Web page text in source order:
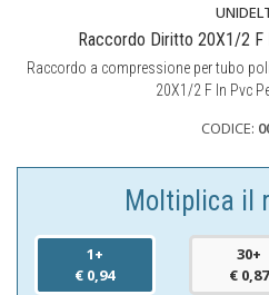
Raccordo Diritto 20X1/2
Raccordo a compressione per tubo
20X1/2 F In Pvc
CODICE:
Moltiplica il
1+
€ 0,94
30+
€ 0,87